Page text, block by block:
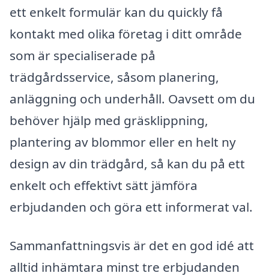
ett enkelt formulär kan du quickly få
kontakt med olika företag i ditt område
som är specialiserade på
trädgårdsservice, såsom planering,
anläggning och underhåll. Oavsett om du
behöver hjälp med gräsklippning,
plantering av blommor eller en helt ny
design av din trädgård, så kan du på ett
enkelt och effektivt sätt jämföra
erbjudanden och göra ett informerat val.
Sammanfattningsvis är det en god idé att
alltid inhämtara minst tre erbjudanden